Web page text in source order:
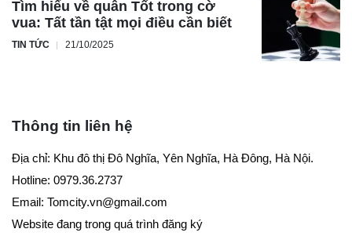
Tìm hiểu về quân Tốt trong cờ
vua: Tất tần tật mọi điều cần biết
TIN TỨC 21/10/2025
Thông tin liên hệ
Địa chỉ: Khu đô thị Đô Nghĩa, Yên Nghĩa, Hà Đông, Hà Nội.
Hotline: 0979.36.2737
Email: Tomcity.vn@gmail.com
Website đang trong quá trình đăng ký